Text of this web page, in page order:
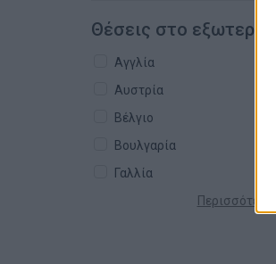
Θέσεις στο εξωτερικό
Αγγλία
Αυστρία
Βέλγιο
Βουλγαρία
Γαλλία